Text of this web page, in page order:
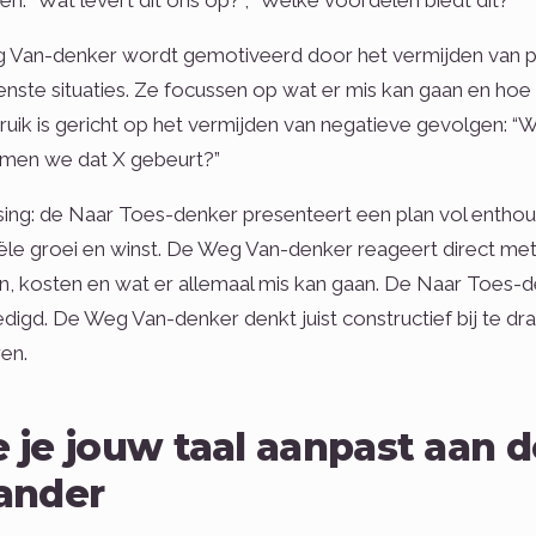
Van-denker wordt gemotiveerd door het vermijden van
situaties. Ze focussen op wat er mis kan gaan en
is gericht op het vermijden van negatieve gevolgen:
we dat X gebeurt?”
de Naar Toes-denker presenteert een plan vol
groei en winst. De Weg Van-denker reageert direct
kosten en wat er allemaal mis kan gaan. De Naar Toes-
De Weg Van-denker denkt juist constructief bij te
je jouw taal aanpast aan